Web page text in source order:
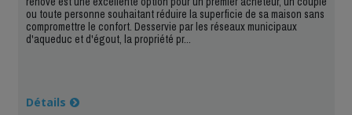
ou toute personne souhaitant réduire la superficie de sa maison sans
compromettre le confort. Desservie par les réseaux municipaux
d'aqueduc et d'égout, la propriété pr...
Détails